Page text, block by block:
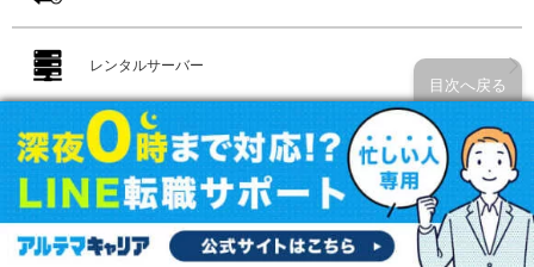
レンタルサーバー
ファッションレンタル
ファッション通販
目次へ戻る